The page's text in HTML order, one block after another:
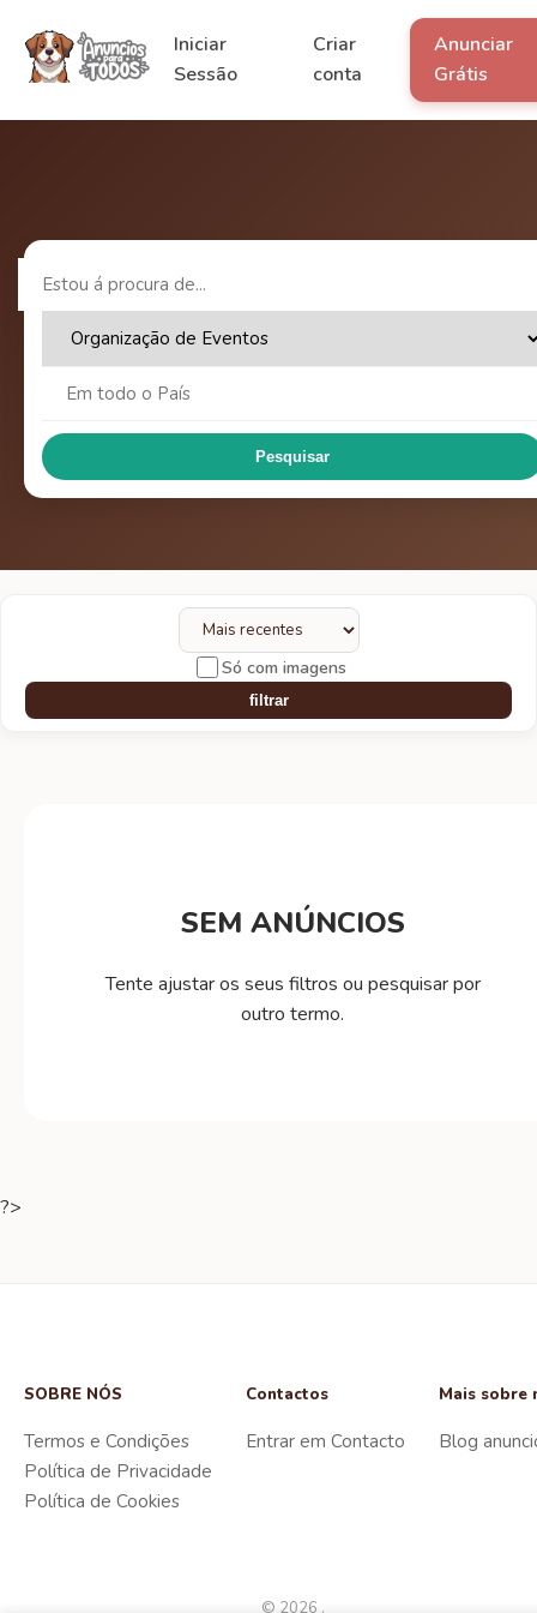
Iniciar
Sessão
Criar
conta
Anunciar
Grátis
Pesquisar
Só com imagens
filtrar
SEM ANÚNCIOS
Tente ajustar os seus filtros ou pesquisar por
outro termo.
?>
SOBRE NÓS
Termos e Condições
Política de Privacidade
Política de Cookies
Contactos
Entrar em Contacto
Mais sobre
Blog
© 2026 .